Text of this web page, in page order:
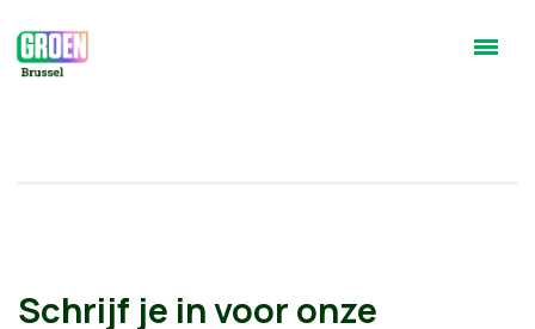
Schrijf je in voor onze